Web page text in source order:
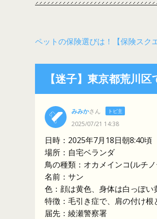
ペットの保険選びは！【保険スク
【迷子】東京都荒川
みみかさん トピ主
2025/07/21 14:38
日時：2025年7月18日朝8:40頃
場所：自宅ベランダ
鳥の種類：オカメインコ(ルチ
名前：サン
色：顔は黄色、身体は白っぽい
特徴：毛引き症で、肩の付け
届先：綾瀬警察署